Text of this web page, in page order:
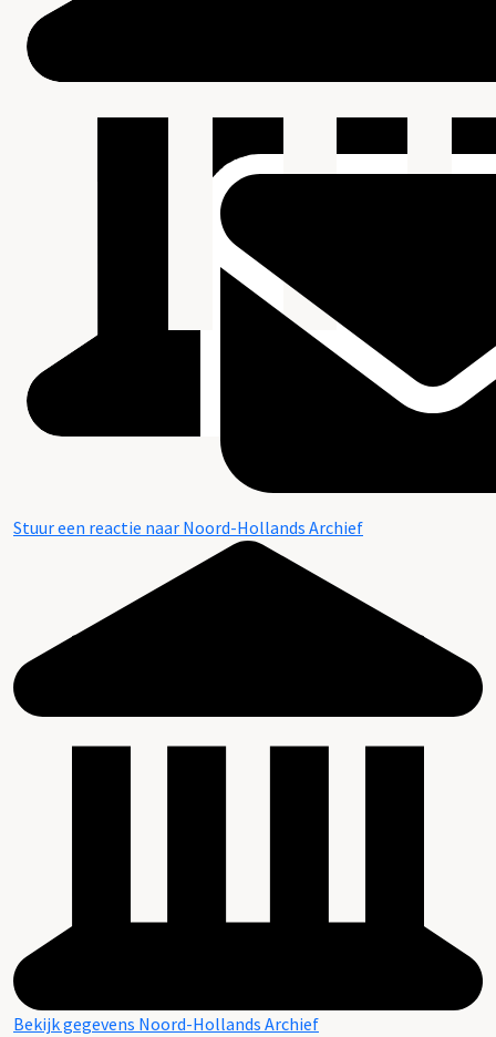
Stuur een reactie naar Noord-Hollands Archief
Bekijk gegevens Noord-Hollands Archief